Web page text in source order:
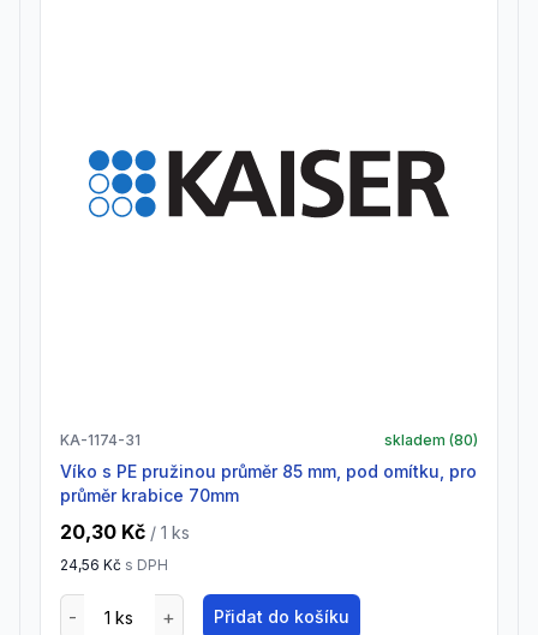
KA-1174-31 skladem (80)
Víko s PE pružinou průměr 85 mm, pod omítku, pro
průměr krabice 70mm
20,30 Kč / 1 ks
24,56 Kč s DPH
Přidat do košíku